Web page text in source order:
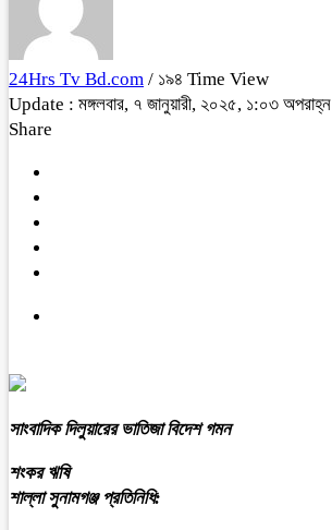
24Hrs Tv Bd.com / ১৯৪ Time View
Update : মঙ্গলবার, ৭ জানুয়ারী, ২০২৫, ১:০৩ অপরাহ্ন
Share
সাংবাদিক দিলুয়ারের ভাতিজা বিদেশ গমন
শংকর ঋষি
শাল্লা সুনামগঞ্জ প্রতিনিধি: